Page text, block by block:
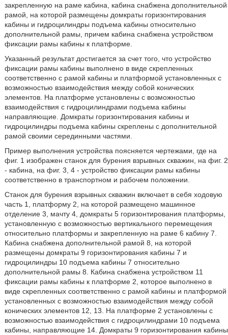
закрепленную на раме кабина, кабина снабжена дополнительной
рамой, на которой размещены домкраты горизонтирования
кабины и гидроцилиндры подъема кабины относительно
дополнительной рамы, причем кабина снабжена устройством
фиксации рамы кабины к платформе.
Указанный результат достигается за счет того, что устройство
фиксации рамы кабины выполнено в виде скрепленных
соответственно с рамой кабины и платформой установленных с
возможностью взаимодействия между собой конических
элементов. На платформе установлены с возможностью
взаимодействия с гидроцилиндрами подъема кабины
направляющие. Домкраты горизонтирования кабины и
гидроцилиндры подъема кабины скреплены с дополнительной
рамой своими серединными частями.
Пример выполнения устройства поясняется чертежами, где на
фиг. 1 изображен станок для бурения взрывных скважин, на фиг. 2
- кабина, на фиг. 3, 4 - устройство фиксации рамы кабины
соответственно в транспортном и рабочем положении.
Станок для бурения взрывных скважин включает в себя ходовую
часть 1, платформу 2, на которой размещено машинное
отделение 3, мачту 4, домкраты 5 горизонтирования платформы,
установленную с возможностью вертикального перемещения
относительно платформы и закрепленную на раме 6 кабину 7.
Кабина снабжена дополнительной рамой 8, на которой
размещены домкраты 9 горизонтирования кабины 7 и
гидроцилиндры 10 подъема кабины 7 относительно
дополнительной рамы 8. Кабина снабжена устройством 11
фиксации рамы кабины к платформе 2, которое выполнено в
виде скрепленных соответственно с рамой кабины и платформой
установленных с возможностью взаимодействия между собой
конических элементов 12, 13. На платформе 2 установлены с
возможностью взаимодействия с гидроцилиндрами 10 подъема
кабины, направляющие 14. Домкраты 9 горизонтирования кабины